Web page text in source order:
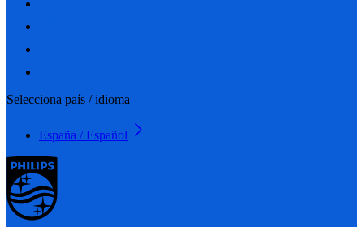
Selecciona país / idioma
España / Español